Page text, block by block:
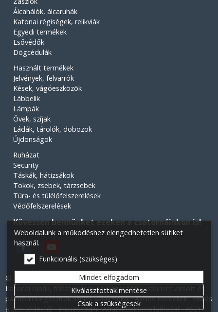
Álcahálók, álcaruhák
Katonai régiségek, relikviák
Egyedi termékek
Esővédők
Dögcédulák
Használt termékek
Jelvények, felvarrók
Kések, vágóeszközök
Lábbelik
Lámpák
Övek, szíjak
Ládák, tárolók, dobozok
Újdonságok
Ruházat
Security
Táskák, hátizsákok
Tokok, zsebek, tárzsebek
Túra- és túlélőfelszerelések
Védőfelszerelések
Kövessen bennünket ezeken a csatornáinkon is!
© 2026 Minden jog fenntartva! Légiós Military webáruház.
Katonai ruhák, felszerelések és kiegészítők, valamint airsoft és
paintball kiegészítők széles választéka. Akciós termékek Elállás
a szerződéstől Impresszum Adatvédelmi nyilatkozat ÁSZF
Weboldalunk a működéshez elengedhetetlen sütiket
használ.
Funkcionális (szükséges)
Mindet elfogadom
Kiválasztottak mentése
Csak a szükségesek